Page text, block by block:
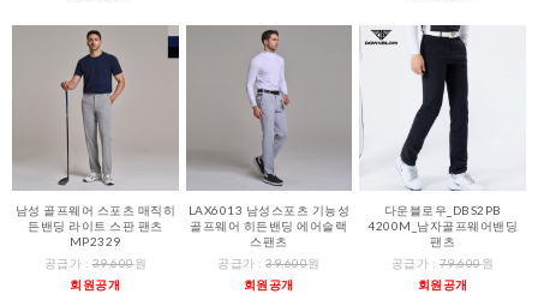
남성 골프웨어 스포츠 매직히
든밴딩 라이트 스판 팬츠
MP2329
공급가 :39,600원
회원공개
LAX6013 남성스포츠 기능성
골프웨어 히든밴딩 에어슬랙
스팬츠
공급가 :39,600원
회원공개
다운블로우_DBS2PB
4200M_남자골프웨어밴딩
팬츠
공급가 : 79,600원
회원공개